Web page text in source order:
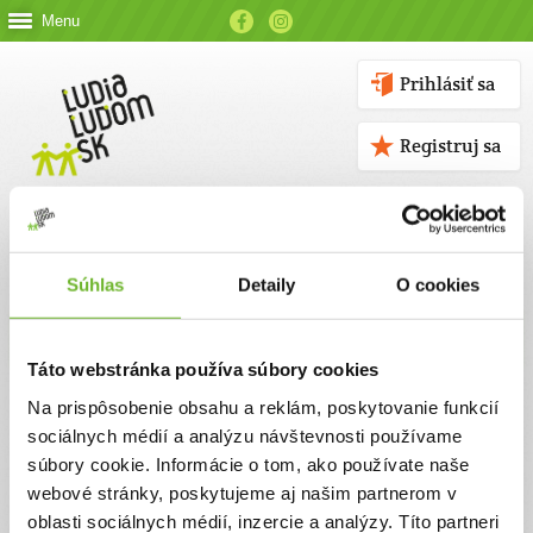
Súhlas Detaily O cookies
Táto webstránka používa súbory cookies
Na prispôsobenie obsahu a reklám, poskytovanie funkcií
sociálnych médií a analýzu návštevnosti používame
súbory cookie. Informácie o tom, ako používate naše
webové stránky, poskytujeme aj našim partnerom v
oblasti sociálnych médií, inzercie a analýzy. Títo partneri
Menu
Prihlásiť sa
Registruj sa
Kontaktné údaje
V prípade akýchkoľvek otázok nás neváhajte kontaktovať
emailom, alebo telefonicky.
ĽUDIA ĽUĎOM, n. o.